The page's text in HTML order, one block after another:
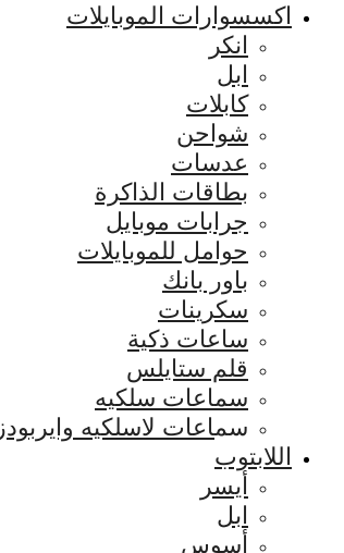
اكسسوارات الموبايلات
انكر
ابل
كابلات
شواحن
عدسات
بطاقات الذاكرة
جرابات موبايل
حوامل للموبايلات
باور بانك
سكرينات
ساعات ذكية
قلم ستايلس
سماعات سلكيه
سماعات لاسلكيه وايربودز
اللابتوب
أيسر
ابل
أسوس